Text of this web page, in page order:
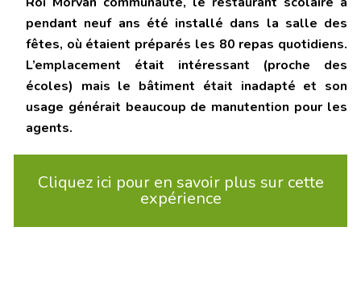
pendant neuf ans été installé dans la salle des
fêtes, où étaient préparés les 80 repas quotidiens.
L’emplacement était intéressant (proche des
écoles) mais le bâtiment était inadapté et son
usage générait beaucoup de manutention pour les
agents.
Cliquez ici pour en savoir plus sur cette
expérience